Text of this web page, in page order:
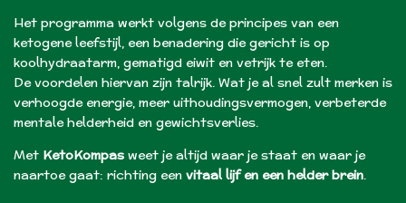
Het programma werkt volgens de principes van een
ketogene leefstijl, een benadering die gericht is op
koolhydraatarm, gematigd eiwit en vetrijk te eten.
De voordelen hiervan zijn talrijk. Wat je al snel zult merken is
verhoogde energie, meer uithoudingsvermogen, verbeterde
mentale helderheid en gewichtsverlies.
Met KetoKompas weet je altijd waar je staat en waar je
naartoe gaat: richting een vitaal lijf en een helder brein.